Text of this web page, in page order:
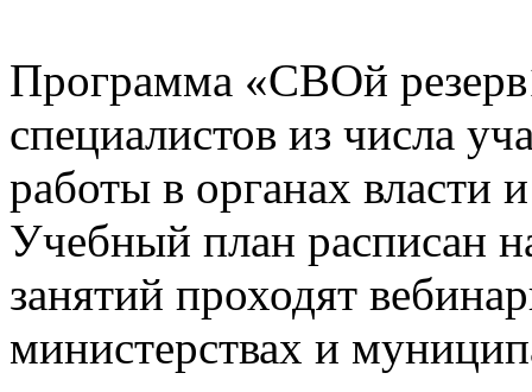
Программа «СВОй
специалистов из числа
работы в органах власти
Учебный план расписан
занятий проходят
министерствах и